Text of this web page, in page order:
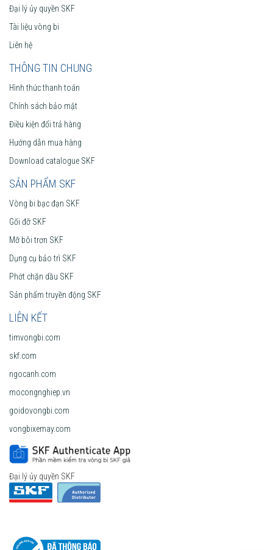
Đại lý ủy quyền SKF
Tài liệu vòng bi
Liên hệ
THÔNG TIN CHUNG
Hình thức thanh toán
Chính sách bảo mật
Điều kiện đổi trả hàng
Hướng dẫn mua hàng
Download catalogue SKF
SẢN PHẨM SKF
Vòng bi bạc đạn SKF
Gối đỡ SKF
Mỡ bôi trơn SKF
Dụng cụ bảo trì SKF
Phớt chặn dầu SKF
Sản phẩm truyền động SKF
LIÊN KẾT
timvongbi.com
skf.com
ngocanh.com
mocongnghiep.vn
goidovongbi.com
vongbixemay.com
Đại lý ủy quyền SKF